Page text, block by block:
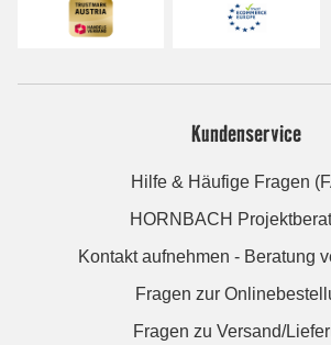
Kundenservice
Hilfe & Häufige Fragen
HORNBACH
Kontakt aufnehmen - Beratung
Fragen zur
Fragen zu Versand/